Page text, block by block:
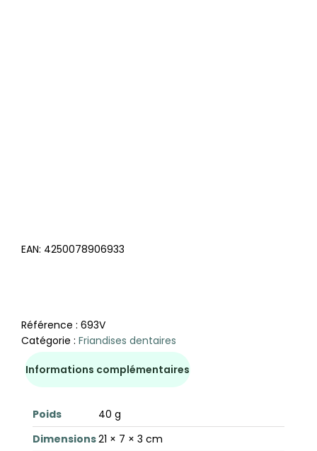
EAN: 4250078906933
Référence : 693V
Catégorie : Friandises dentaires
Informations complémentaires
Poids
40 g
Dimensions21 × 7 × 3 cm